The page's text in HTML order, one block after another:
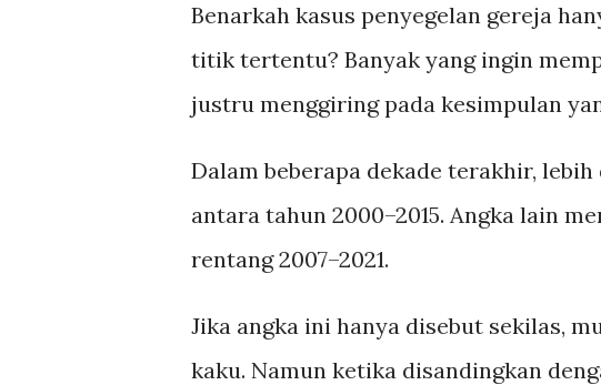
Benarkah kasus penyegelan gereja
titik tertentu? Banyak yang ingin
justru menggiring pada kesimpulan
Dalam beberapa dekade terakhir,
antara tahun 2000–2015. Angka lain
rentang 2007–2021.
Jika angka ini hanya disebut sekilas,
kaku. Namun ketika disandingkan